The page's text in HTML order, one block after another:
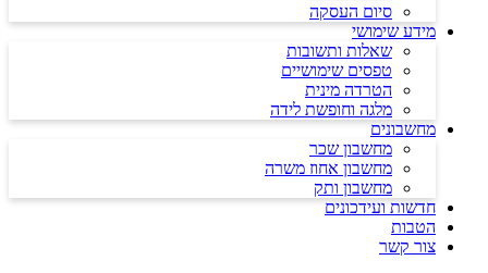
סיום העסקה
מידע שימושי
שאלות ותשובות
טפסים שימושיים
הטרדה מינית
מלגה וחופשת לידה
מחשבונים
מחשבון שכר
מחשבון אחוז משרה
מחשבון ותק
חדשות ועידכונים
הטבות
צור קשר